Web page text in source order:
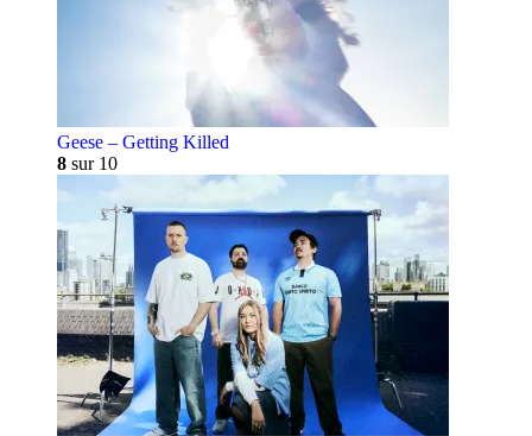
Geese – Getting Killed
8 sur 10